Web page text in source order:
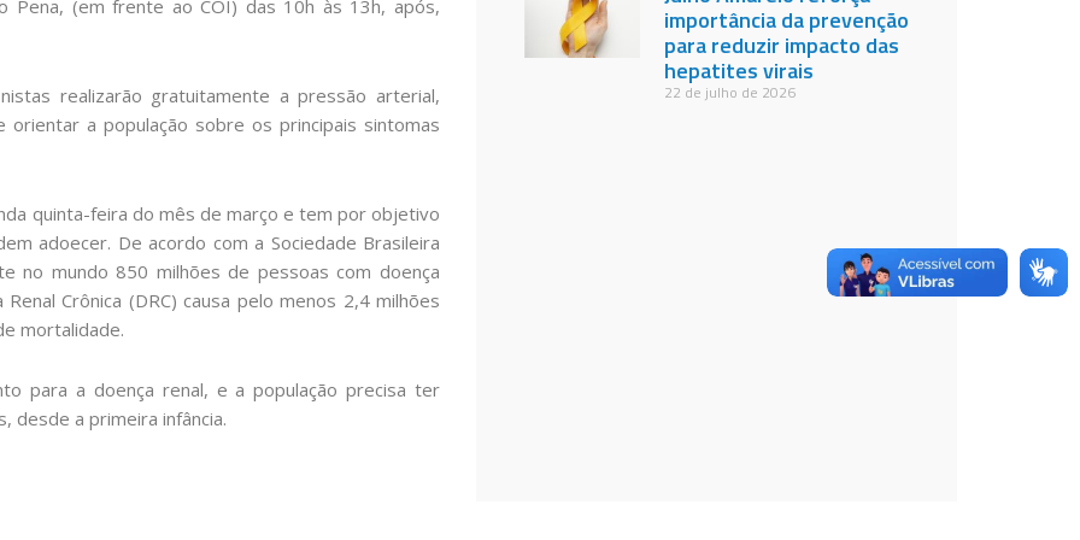
Pena, (em frente ao COI) das 10h às 13h, após,
realizarão gratuitamente a pressão arterial,
a população sobre os principais sintomas
quinta-feira do mês de março e tem por objetivo
adoecer. De acordo com a Sociedade Brasileira
no mundo 850 milhões de pessoas com doença
Crônica (DRC) causa pelo menos 2,4 milhões
mortalidade.
para a doença renal, e a população precisa ter
desde a primeira infância.
importância da prevenção
para reduzir impacto das
hepatites virais
22 de julho de 2026